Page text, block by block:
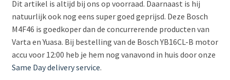
Dit artikel is altijd bij ons op voorraad. Daarnaast is hij
natuurlijk ook nog eens super goed geprijsd. Deze Bosch
M4F46 is goedkoper dan de concurrerende producten van
Varta en Yuasa. Bij bestelling van de Bosch YB16CL-B motor
accu voor 12:00 heb je hem nog vanavond in huis door onze
Same Day delivery service.